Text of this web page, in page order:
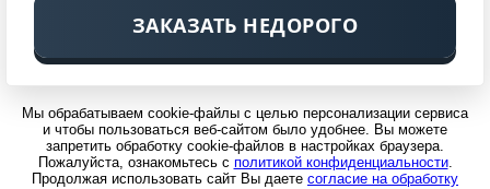
ЗАКАЗАТЬ НЕДОРОГО
Мы обрабатываем cookie-файлы с целью персонализации сервиса
и чтобы пользоваться веб-сайтом было удобнее. Вы можете
запретить обработку cookie-файлов в настройках браузера.
Пожалуйста, ознакомьтесь с политикой конфиденциальности.
Продолжая использовать сайт Вы даете согласие на обработку